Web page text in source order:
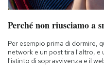
Perché non riusciamo a
Per esempio prima di dormire,
network e un post tira l'altro,
l'istinto di sopravvivenza e il